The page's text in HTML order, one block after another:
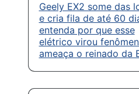
Geely EX2 some das
e cria fila de até 60
entenda por que esse
elétrico virou
ameaça o reinado da